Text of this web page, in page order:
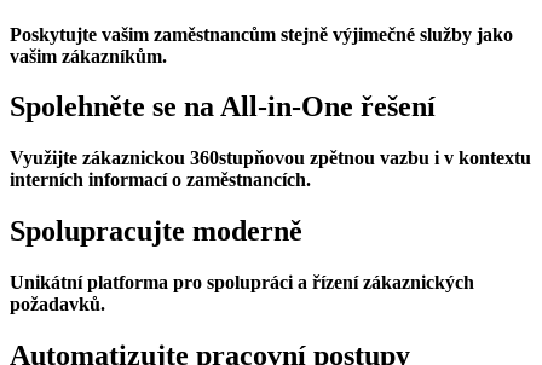
Poskytujte vašim zaměstnancům stejně výjimečné služby jako
vašim zákazníkům.
Spolehněte se na All-in-One řešení
Využijte zákaznickou 360stupňovou zpětnou vazbu i v kontextu
interních informací o zaměstnancích.
Spolupracujte moderně
Unikátní platforma pro spolupráci a řízení zákaznických
požadavků.
Automatizujte pracovní postupy